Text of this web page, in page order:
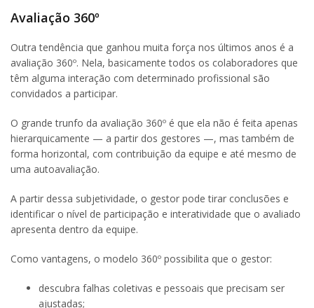
Avaliação 360º
Outra tendência que ganhou muita força nos últimos anos é a
avaliação 360º. Nela, basicamente todos os colaboradores que
têm alguma interação com determinado profissional são
convidados a participar.
O grande trunfo da avaliação 360º é que ela não é feita apenas
hierarquicamente — a partir dos gestores —, mas também de
forma horizontal, com contribuição da equipe e até mesmo de
uma autoavaliação.
A partir dessa subjetividade, o gestor pode tirar conclusões e
identificar o nível de participação e interatividade que o avaliado
apresenta dentro da equipe.
Como vantagens, o modelo 360º possibilita que o gestor:
descubra falhas coletivas e pessoais que precisam ser
ajustadas;